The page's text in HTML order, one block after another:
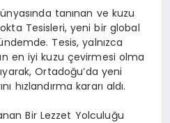
tanınan ve kuzu
Tesisleri, yeni bir global
Tesis, yalnızca
en iyi kuzu çevirmesi olma
Ortadoğu’da yeni
hızlandırma kararı aldı.
Bir Lezzet Yolculuğu